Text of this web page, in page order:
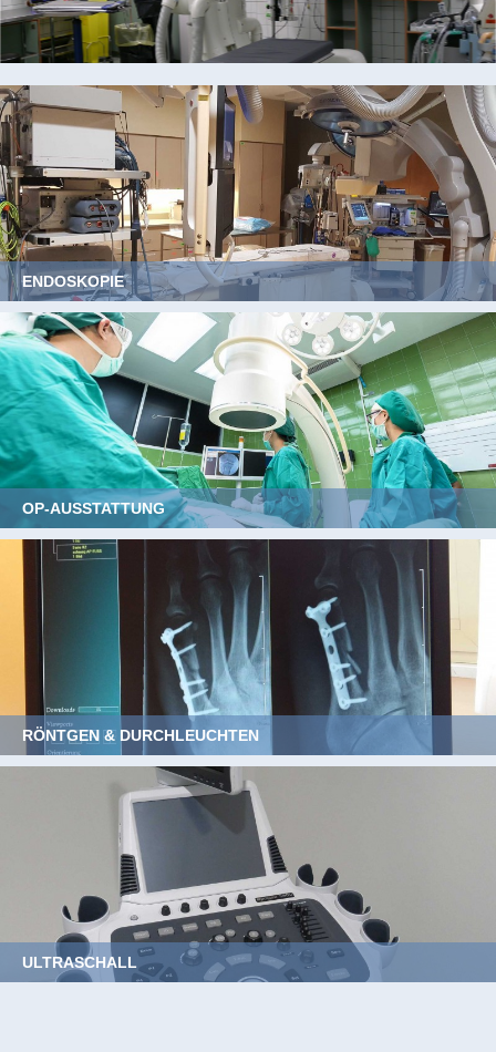
ENDOSKOPIE
OP-AUSSTATTUNG
RÖNTGEN & DURCHLEUCHTEN
ULTRASCHALL